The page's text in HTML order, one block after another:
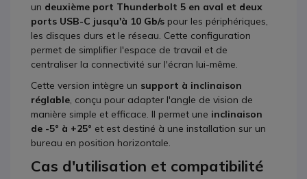
un deuxième port Thunderbolt 5 en aval et deux
ports USB-C jusqu'à 10 Gb/s pour les périphériques,
les disques durs et le réseau. Cette configuration
permet de simplifier l'espace de travail et de
centraliser la connectivité sur l'écran lui-même.
Cette version intègre un support à inclinaison
réglable, conçu pour adapter l'angle de vision de
manière simple et efficace. Il permet une inclinaison
de -5° à +25° et est destiné à une installation sur un
bureau en position horizontale.
Cas d'utilisation et compatibilité